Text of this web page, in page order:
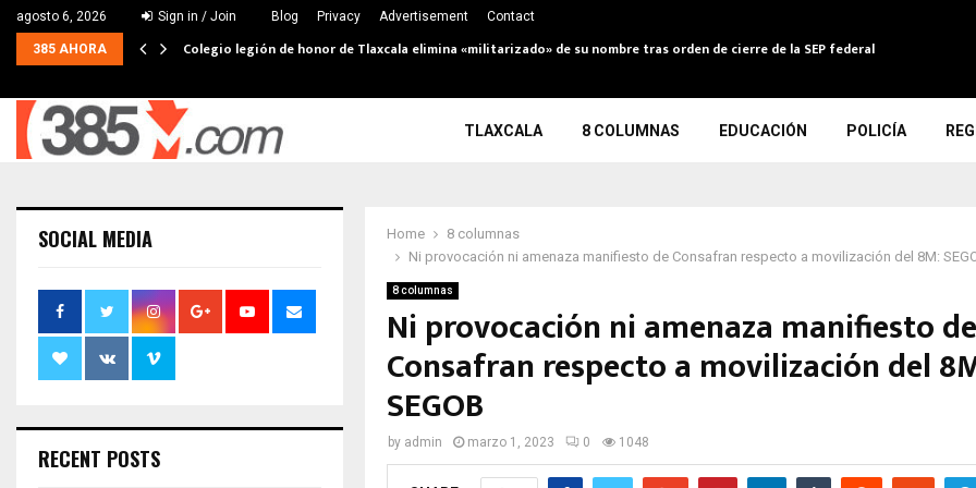
agosto 6, 2026 Sign in / Join Blog Privacy Advertisement Contact
385 AHORA Colegio legión de honor de Tlaxcala elimina «militarizado» de su nombre tras orden de cierre de la SEP federal
TLAXCALA 8 COLUMNAS EDUCACIÓN POLICÍA
Home
8 columnas
Ni provocación ni amenaza manifiesto de Consafran respecto a movilización del 8M:
8 columnas
Ni provocación ni amenaza manifiesto de
Consafran respecto a movilización del
SEGOB
by admin marzo 1, 2023 0 1048
SOCIAL MEDIA
RECENT POSTS